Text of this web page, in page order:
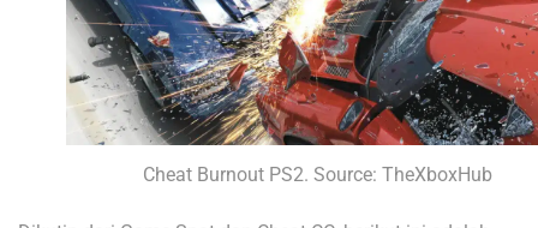
Cheat Burnout PS2. Source: TheXboxHub